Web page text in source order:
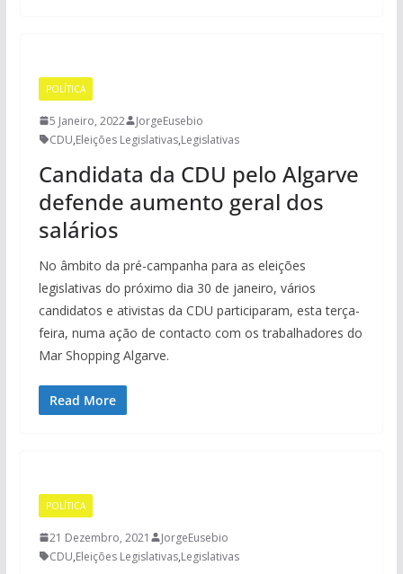
POLÍTICA
5 Janeiro, 2022
JorgeEusebio
CDU,Eleições Legislativas,Legislativas
Candidata da CDU pelo Algarve
defende aumento geral dos
salários
No âmbito da pré-campanha para as eleições
legislativas do próximo dia 30 de janeiro, vários
candidatos e ativistas da CDU participaram, esta terça-
feira, numa ação de contacto com os trabalhadores do
Mar Shopping Algarve.
Read More
POLÍTICA
21 Dezembro, 2021
JorgeEusebio
CDU,Eleições Legislativas,Legislativas